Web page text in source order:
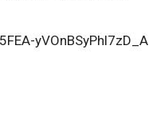
yVOnBSyPhl7zD_A